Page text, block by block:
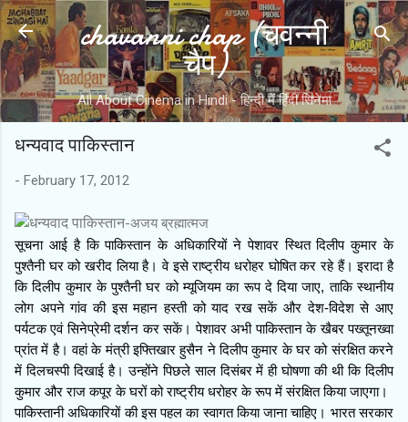
Skip to main content
chavanni chap (चवन्नी
चैप)
All About Cinema in Hindi - हिन्दी में हिंदी सिनेमा
धन्यवाद पाकिस्तान
- February 17, 2012
-अजय ब्रह्मात्‍मज
सूचना आई है कि पाकिस्तान के अधिकारियों ने पेशावर स्थित दिलीप कुमार के
पुश्तैनी घर को खरीद लिया है। वे इसे राष्ट्रीय धरोहर घोषित कर रहे हैं। इरादा है
कि दिलीप कुमार के पुश्तैनी घर को म्यूजियम का रूप दे दिया जाए, ताकि स्थानीय
लोग अपने गांव की इस महान हस्ती को याद रख सकें और देश-विदेश से आए
पर्यटक एवं सिनेप्रेमी दर्शन कर सकें। पेशावर अभी पाकिस्तान के खैबर पख्तूनख्वा
प्रांत में है। वहां के मंत्री इफ्तिखार हुसैन ने दिलीप कुमार के घर को संरक्षित करने
में दिलचस्पी दिखाई है। उन्होंने पिछले साल दिसंबर में ही घोषणा की थी कि दिलीप
कुमार और राज कपूर के घरों को राष्ट्रीय धरोहर के रूप में संरक्षित किया जाएगा।
पाकिस्तानी अधिकारियों की इस पहल का स्वागत किया जाना चाहिए। भारत सरकार